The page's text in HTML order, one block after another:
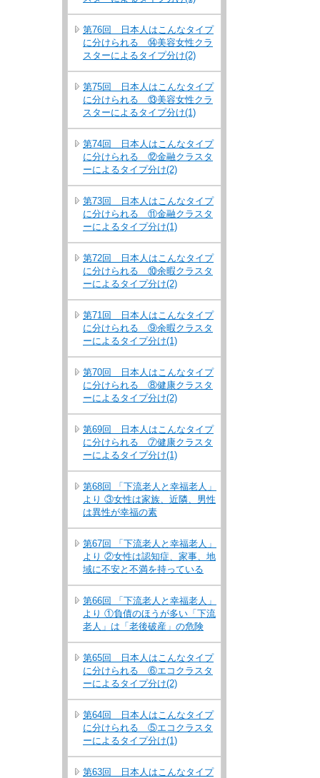
第76回 日本人はこんなタイプ
に分けられる ⑭美容女性クラ
スターによるタイプ分け(2)
第75回 日本人はこんなタイプ
に分けられる ⑬美容女性クラ
スターによるタイプ分け(1)
第74回 日本人はこんなタイプ
に分けられる ⑫金融クラスタ
ーによるタイプ分け(2)
第73回 日本人はこんなタイプ
に分けられる ⑪金融クラスタ
ーによるタイプ分け(1)
第72回 日本人はこんなタイプ
に分けられる ⑩余暇クラスタ
ーによるタイプ分け(2)
第71回 日本人はこんなタイプ
に分けられる ⑨余暇クラスタ
ーによるタイプ分け(1)
第70回 日本人はこんなタイプ
に分けられる ⑧健康クラスタ
ーによるタイプ分け(2)
第69回 日本人はこんなタイプ
に分けられる ⑦健康クラスタ
ーによるタイプ分け(1)
第68回 「下流老人と幸福老人」
より ③女性は家族、近隣、男性
は異性が幸福の素
第67回 「下流老人と幸福老人」
より ②女性は認知症、家事、地
域に不安と不満を持っている
第66回 「下流老人と幸福老人」
より ①負債のほうが多い「下流
老人」は「老後破産」の危険
第65回 日本人はこんなタイプ
に分けられる ⑥エコクラスタ
ーによるタイプ分け(2)
第64回 日本人はこんなタイプ
に分けられる ⑤エコクラスタ
ーによるタイプ分け(1)
第63回 日本人はこんなタイプ